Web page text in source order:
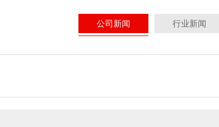
公司新闻 行业新闻